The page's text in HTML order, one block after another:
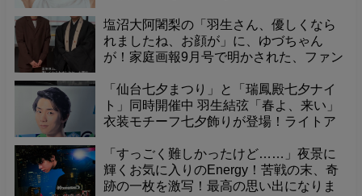
塩沼大阿闍梨の「羽生さん、優しくなら
れましたね、お顔が」に、ゆづちゃん
が！家庭画報9月号で明かされた、ファン
「仙台七夕まつり」と「瑞鳳殿七夕ナイ
ト」同時開催中 羽生結弦「春よ、来い」
衣装モチーフ七夕飾りが登場！ライトア
「すっごく難しかったけど……」夜景に
輝くお気に入りのEnergy！苦戦の末、奇
跡の一枚を激写！最高の思い出になりま